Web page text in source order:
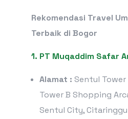
Rekomendasi Travel
Terbaik di Bogor
1. PT Muqaddim Safar
Alamat : Sentul
Tower B Shopping
Sentul City,